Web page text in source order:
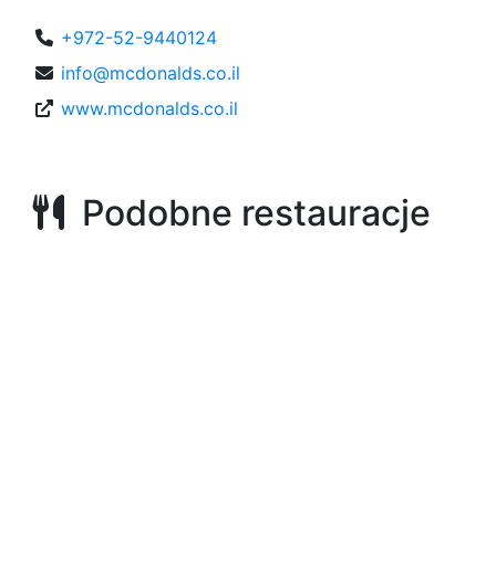
+972-52-9440124
info@mcdonalds.co.il
www.mcdonalds.co.il
Podobne restauracje